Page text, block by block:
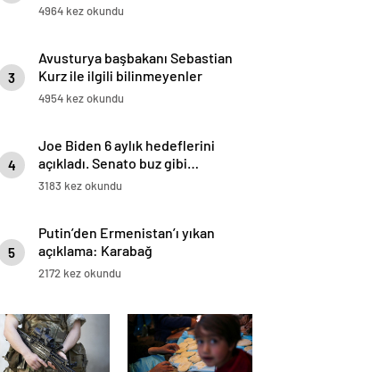
4964 kez okundu
3
Avusturya başbakanı Sebastian
Kurz ile ilgili bilinmeyenler
4954 kez okundu
4
Joe Biden 6 aylık hedeflerini
açıkladı. Senato buz gibi…
3183 kez okundu
5
Putin’den Ermenistan’ı yıkan
açıklama: Karabağ
Azerbaycan’ın ayrılmaz bir
2172 kez okundu